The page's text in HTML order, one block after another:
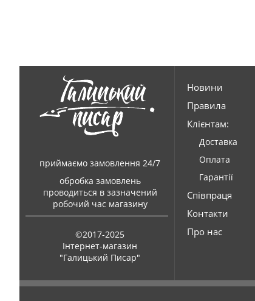
приймаємо замовлення 24/7
обробка замовлень
проводиться в зазначений
робочий час магазину
©2017-2025
Інтернет-магазин
"Галицький Писар"
Новини
Правила
Клієнтам:
Доставка
Оплата
Гарантії
Співпраця
Контакти
Про нас